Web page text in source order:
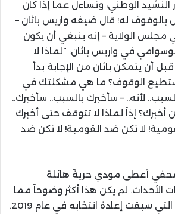
النشيد الوطني، وتساءل عما إذا كان
بالوقوف له؛ قال ضيفه واريس باثان –
الولاية – إنه ينبغي أن يكون
في واريس باثان: “لماذا لا
أن يتمكن باثان من الإجابة بدأ
تستطيع الوقوف؟ ما هي مشكلتك في
لأنه.. – سأخبرك بالسبب.. سأخبرك..
إذاً لماذا لا تتوقف حتى أخبرك
لا تكن ضد القومية! لا تكن ضد
أعطى مودي حريةً هائلة
الأحداث. لم يكن هذا أكثر وضوحاً مما
كان عليه في الأشهر التي سبقت إعادة انتخابه في عام 2019.